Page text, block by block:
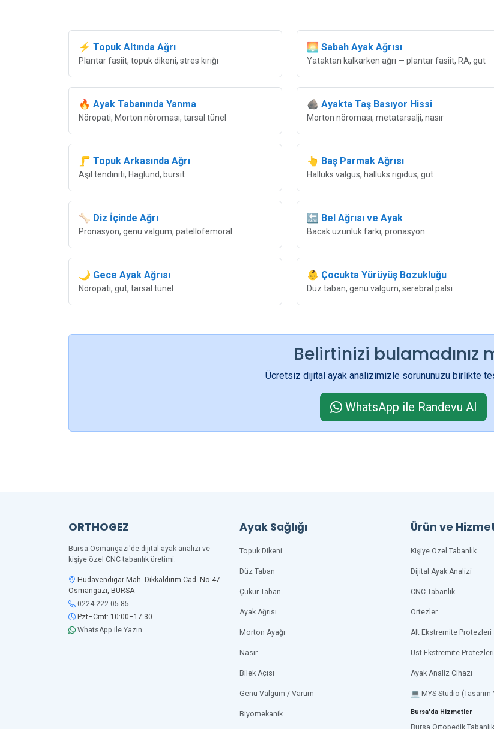
⚡ Topuk Altında Ağrı
Plantar fasiit, topuk dikeni, stres kırığı
🌅 Sabah Ayak Ağrısı
Yataktan kalkarken ağrı — plantar fasiit, RA, gut
🔥 Ayak Tabanında Yanma
Nöropati, Morton nöroması, tarsal tünel
🪨 Ayakta Taş Basıyor Hissi
Morton nöroması, metatarsalji, nasır
🦵 Topuk Arkasında Ağrı
Aşil tendiniti, Haglund, bursit
👆 Baş Parmak Ağrısı
Halluks valgus, halluks rigidus, gut
🦴 Diz İçinde Ağrı
Pronasyon, genu valgum, patellofemoral
🔙 Bel Ağrısı ve Ayak
Bacak uzunluk farkı, pronasyon
🌙 Gece Ayak Ağrısı
Nöropati, gut, tarsal tünel
👶 Çocukta Yürüyüş Bozukluğu
Düz taban, genu valgum, serebral palsi
Belirtinizi bulamadınız
Ücretsiz dijital ayak analizimizle sorununuzu birlikte
WhatsApp ile Randevu Al
ORTHOGEZ
Bursa Osmangazi'de dijital ayak analizi ve
kişiye özel CNC tabanlık üretimi.
Hüdavendigar Mah. Dikkaldırım Cad. No:47
Osmangazi, BURSA
0224 222 05 85
Pzt–Cmt: 10:00–17:30
WhatsApp ile Yazın
Ayak Sağlığı
Topuk Dikeni
Düz Taban
Çukur Taban
Ayak Ağrısı
Morton Ayağı
Nasır
Bilek Açısı
Genu Valgum / Varum
Biyomekanik
Ürün ve
Kişiye Özel Tabanlık
Dijital Ayak Analizi
CNC Tabanlık
Ortezler
Alt Ekstremite Protezleri
Üst Ekstremite Protezleri
Ayak Analiz Cihazı
💻 MYS Studio (Tasarım
Bursa'da Hizmetler
Bursa Ortopedik Tabanlık